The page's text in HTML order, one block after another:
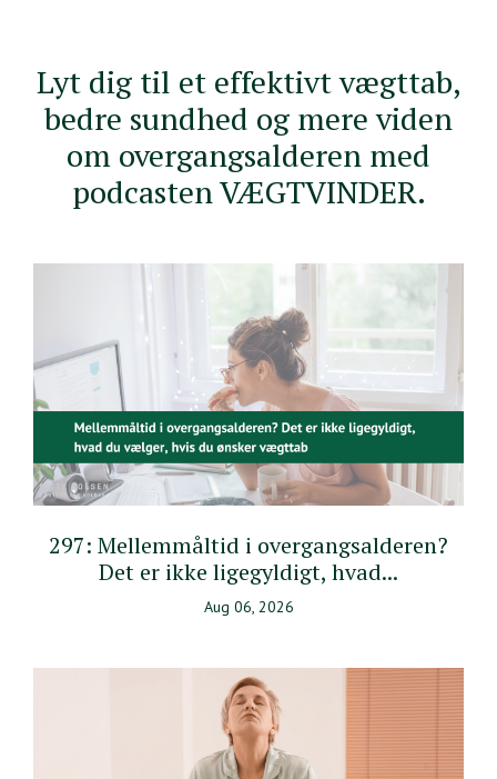
Lyt dig til et effektivt vægttab,
bedre sundhed og mere viden
om overgangsalderen med
podcasten VÆGTVINDER.
297: Mellemmåltid i overgangsalderen?
Det er ikke ligegyldigt, hvad...
Aug 06, 2026